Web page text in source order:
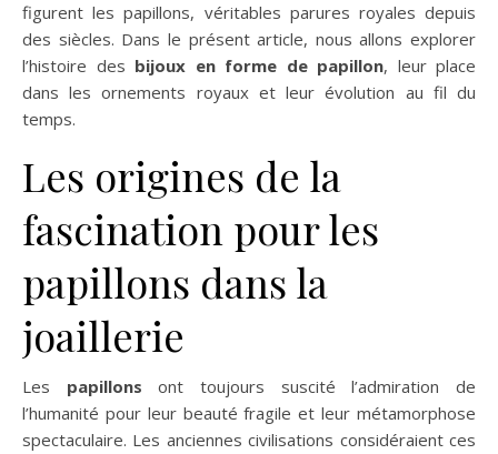
figurent les papillons, véritables parures royales depuis
des siècles. Dans le présent article, nous allons explorer
l’histoire des bijoux en forme de papillon, leur place
dans les ornements royaux et leur évolution au fil du
temps.
Les origines de la
fascination pour les
papillons dans la
joaillerie
Les papillons ont toujours suscité l’admiration de
l’humanité pour leur beauté fragile et leur métamorphose
spectaculaire. Les anciennes civilisations considéraient ces